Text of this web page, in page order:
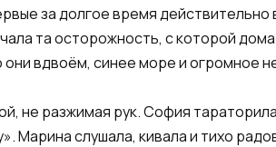
за долгое время
та осторожность, с которой
вдвоём, синее море и огромное
не разжимая рук. София
Марина слушала, кивала и тихо